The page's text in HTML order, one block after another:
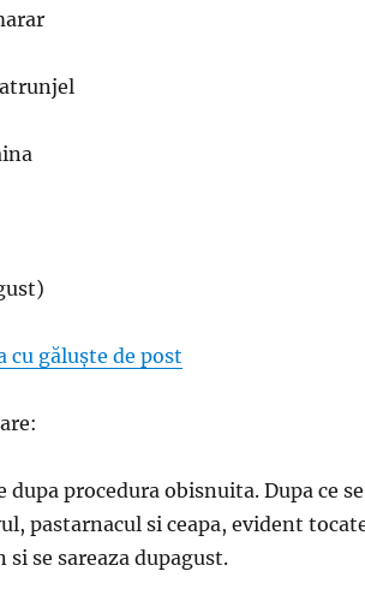
cu găluște de post
dupa procedura obisnuita. Dupa ce
pastarnacul si ceapa, evident
se sareaza dupagust.